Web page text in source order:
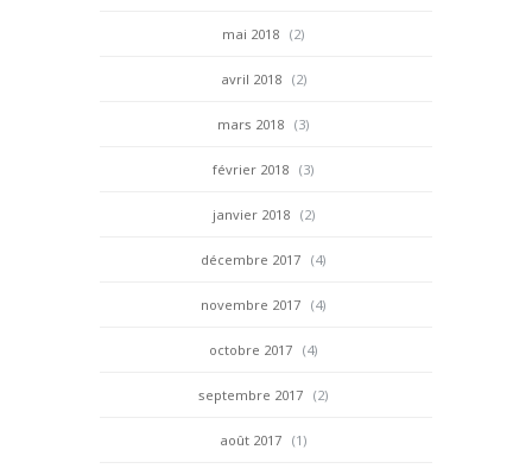
mai 2018 (2)
avril 2018 (2)
mars 2018 (3)
février 2018 (3)
janvier 2018 (2)
décembre 2017 (4)
novembre 2017 (4)
octobre 2017 (4)
septembre 2017 (2)
août 2017 (1)